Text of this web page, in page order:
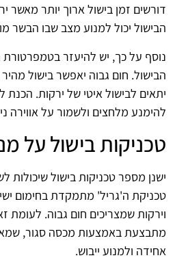
דורשים זמן בישול ארוך יותר מאשר
הבישול יכול למנוע מצב שבו הבשר
נוסף על כך, יש להיעזר בטמפרטורת
הבישול. חום גבוה יאפשר בישול
יתאים לבישול איטי של ירקות. הכנת
להימנע מלחצים ולשמור על אווירה
טכניקות בישול על
ישנן מספר טכניקות בישול שיכולות
טכניקת ה'גריל' מתמקדת בחימום
וירקות שמצריכים חום גבוה. לעומת
מתבצעת באמצעות מכסה סגור,
אחידה ולמנוע ייבוש.